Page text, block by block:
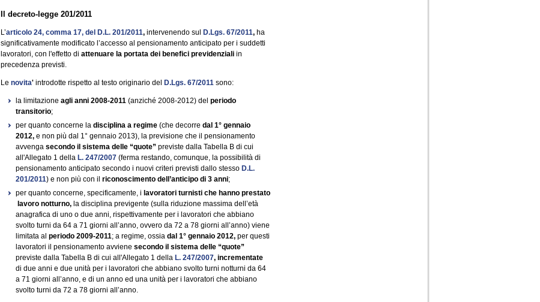
Il decreto-legge 201/2011
L’articolo 24, comma 17, del D.L. 201/2011, intervenendo sul D.Lgs. 67/2011, ha
significativamente modificato l’accesso al pensionamento anticipato per i suddetti
lavoratori, con l'effetto di attenuare la portata dei benefici previdenziali in
precedenza previsti.
Le novita' introdotte rispetto al testo originario del D.Lgs. 67/2011 sono:
la limitazione agli anni 2008-2011 (anziché 2008-2012) del periodo
transitorio;
per quanto concerne la disciplina a regime (che decorre dal 1° gennaio
2012, e non più dal 1° gennaio 2013), la previsione che il pensionamento
avvenga secondo il sistema delle “quote” previste dalla Tabella B di cui
all'Allegato 1 della L. 247/2007 (ferma restando, comunque, la possibilità di
pensionamento anticipato secondo i nuovi criteri previsti dallo stesso D.L.
201/2011) e non più con il riconoscimento dell’anticipo di 3 anni;
per quanto concerne, specificamente, i lavoratori turnisti che hanno prestato
lavoro notturno, la disciplina previgente (sulla riduzione massima dell’età
anagrafica di uno o due anni, rispettivamente per i lavoratori che abbiano
svolto turni da 64 a 71 giorni all’anno, ovvero da 72 a 78 giorni all’anno) viene
limitata al periodo 2009-2011; a regime, ossia dal 1° gennaio 2012, per questi
lavoratori il pensionamento avviene secondo il sistema delle “quote”
previste dalla Tabella B di cui all'Allegato 1 della L. 247/2007, incrementate
di due anni e due unità per i lavoratori che abbiano svolto turni notturni da 64
a 71 giorni all’anno, e di un anno ed una unità per i lavoratori che abbiano
svolto turni da 72 a 78 giorni all’anno.